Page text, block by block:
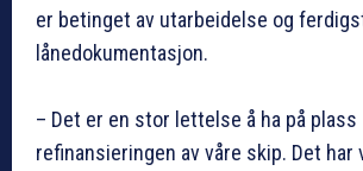
er betinget av utarbeidelse og
lånedokumentasjon.
– Det er en stor lettelse å ha på plass
refinansieringen av våre skip. Det